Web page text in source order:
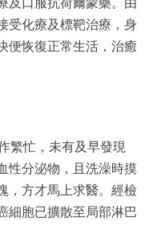
及口服抗荷爾蒙藥。由
受化療及標靶治療，身
便恢復正常生活，治癒
繁忙，未有及早發現
性分泌物，且洗澡時摸
，方才馬上求醫。經檢
細胞已擴散至局部淋巴